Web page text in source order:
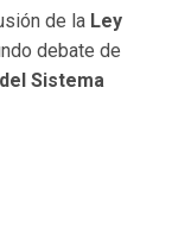
de la Ley
debate de
Sistema